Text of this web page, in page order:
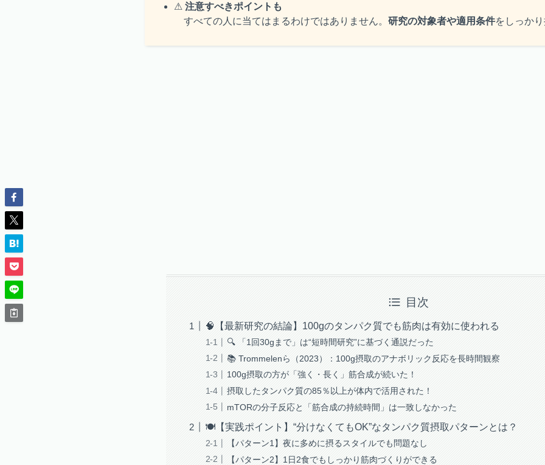
⚠ 注意すべきポイントも
すべての人に当てはまるわけではありません。 研究の対象者や適用条件をしっか
目次
🧠【最新研究の結論】100gのタンパク質でも筋肉は有効に使われる
🔍 「1回30gまで」は“短時間研究”に基づく通説だった
📚 Trommelenら（2023）：100g摂取のアナボリック反応を長時間観察
100g摂取の方が「強く・長く」筋合成が続いた！
摂取したタンパク質の85％以上が体内で活用された！
mTORの分子反応と「筋合成の持続時間」は一致しなかった
🍽【実践ポイント】“分けなくてもOK”なタンパク質摂取パターンとは？
【パターン1】夜に多めに摂るスタイルでも問題なし
【パターン2】1日2食でもしっかり筋肉づくりができる